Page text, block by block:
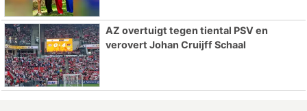
AZ overtuigt tegen tiental PSV en
verovert Johan Cruijff Schaal